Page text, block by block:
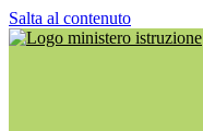
Salta al contenuto